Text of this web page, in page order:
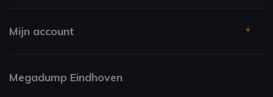
Mijn account
Megadump Eindhoven